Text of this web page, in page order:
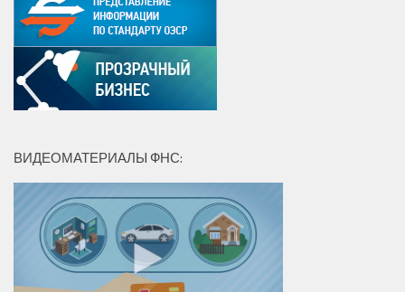
ВИДЕОМАТЕРИАЛЫ ФНС: